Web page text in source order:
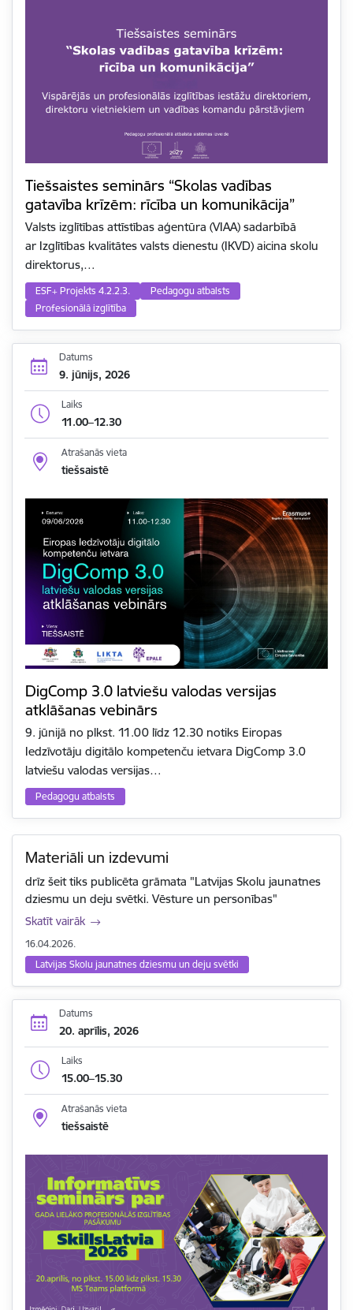
Tiešsaistes seminārs “Skolas vadības
gatavība krīzēm: rīcība un komunikācija”
Valsts izglītības attīstības aģentūra (VIAA) sadarbībā
ar Izglītības kvalitātes valsts dienestu (IKVD) aicina skolu
direktorus,…
ESF+ Projekts 4.2.2.3.
Pedagogu atbalsts
Profesionālā izglītība
Datums
9. jūnijs, 2026
Laiks
11.00–12.30
Atrašanās vieta
tiešsaistē
DigComp 3.0 latviešu valodas versijas
atklāšanas vebinārs
9. jūnijā no plkst. 11.00 līdz 12.30 notiks Eiropas
Iedzīvotāju digitālo kompetenču ietvara DigComp 3.0
latviešu valodas versijas…
Pedagogu atbalsts
Materiāli un izdevumi
drīz šeit tiks publicēta grāmata "Latvijas Skolu jaunatnes
dziesmu un deju svētki. Vēsture un personības"
Skatīt vairāk
16.04.2026.
Latvijas Skolu jaunatnes dziesmu un deju svētki
Datums
20. aprīlis, 2026
Laiks
15.00–15.30
Atrašanās vieta
tiešsaistē